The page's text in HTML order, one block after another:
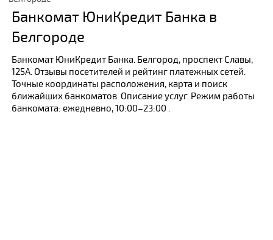
действие
Банкомат ЮниКредит Банка в
Белгороде
Банкомат ЮниКредит Банка. Белгород, проспект Славы,
125А. Отзывы посетителей и рейтинг платежных сетей.
Точные координаты расположения, карта и поиск
ближайших банкоматов. Описание услуг. Режим работы
банкомата: ежедневно, 10:00–23:00 .